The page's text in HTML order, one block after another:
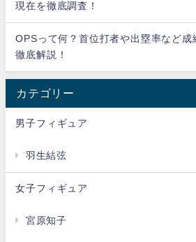
現在を徹底調査！
OPSって何？首位打者や出塁率など成
徹底解説！
カテゴリー
男子フィギュア
羽生結弦
女子フィギュア
宮原知子